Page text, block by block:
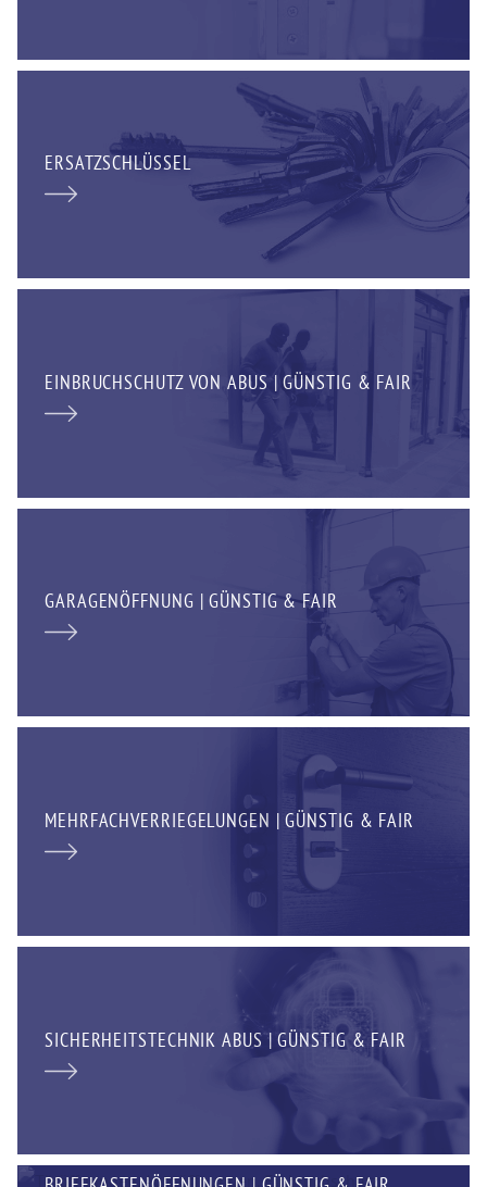
ERSATZSCHLÜSSEL
EINBRUCHSCHUTZ VON ABUS | GÜNSTIG & FAIR
GARAGENÖFFNUNG | GÜNSTIG & FAIR
MEHRFACHVERRIEGELUNGEN | GÜNSTIG & FAIR
SICHERHEITSTECHNIK ABUS | GÜNSTIG & FAIR